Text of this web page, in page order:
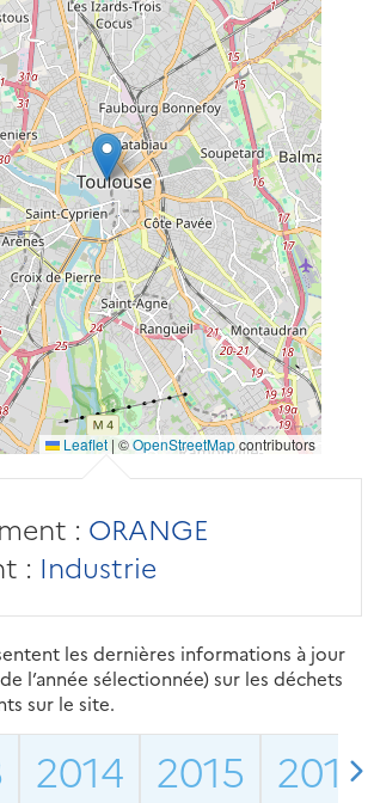
Leaflet | ©OpenStreetMapcontributors
: ORANGE
: Industrie
les dernières informations à jour
l’année sélectionnée) sur les déchets
sur le site.
2014 2015 2016